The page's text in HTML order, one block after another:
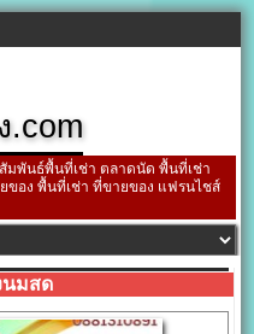
.com
มพันธ์พื้นที่เช่า ตลาดนัด พื้นที่เช่า
ของ พื้นที่เช่า ที่ขายของ แฟรนไชส์
มสด